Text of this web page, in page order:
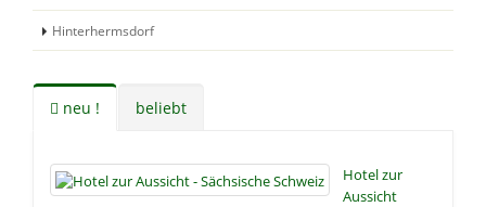
Hinterhermsdorf
neu ! beliebt
Hotel zur
Aussicht